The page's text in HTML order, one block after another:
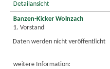
Detailansicht
Banzen-Kicker Wolnzach
1. Vorstand
Daten werden nicht veröffentlicht
weitere Information: